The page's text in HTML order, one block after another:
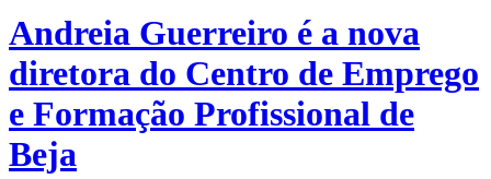
Andreia Guerreiro é a nova
diretora do Centro de Emprego
e Formação Profissional de
Beja